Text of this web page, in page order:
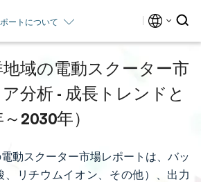
ートについて
域の電動スクーター市
分析 - 成長トレンドと
2030年）
動スクーター市場レポートは、バッ
、リチウムイオン、その他）、出力